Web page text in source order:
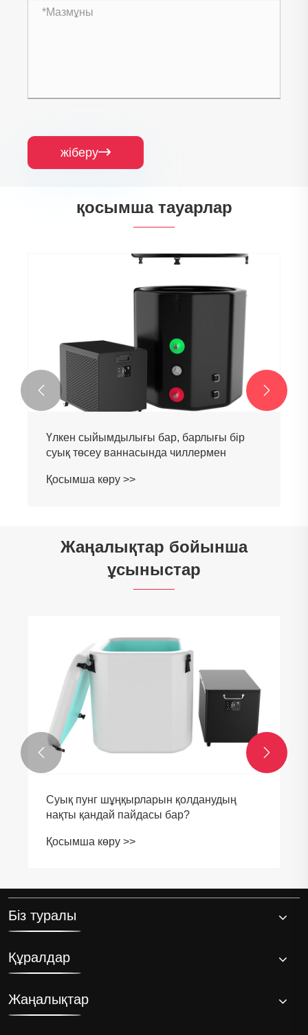
жіберу
қосымша тауарлар
Үлкен сыйымдылығы бар, барлығы бір
суық төсеу ваннасында чиллермен
Қосымша көру >>
 
Жаңалықтар бойынша
ұсыныстар
Суық пунг шұңқырларын қолданудың
нақты қандай пайдасы бар?
Қосымша көру >>
 
Біз туралы
Құралдар
Жаңалықтар